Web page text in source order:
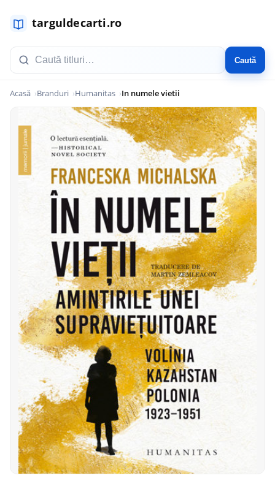
Caută
Acasă Branduri Humanitas In numele vietii